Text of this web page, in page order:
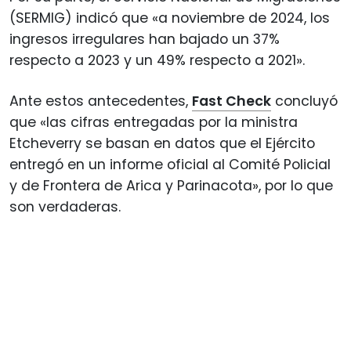
(SERMIG) indicó que «a noviembre de 2024, los
ingresos irregulares han bajado un 37%
respecto a 2023 y un 49% respecto a 2021».
Ante estos antecedentes, Fast Check concluyó
que «las cifras entregadas por la ministra
Etcheverry se basan en datos que el Ejército
entregó en un informe oficial al Comité Policial
y de Frontera de Arica y Parinacota», por lo que
son verdaderas.